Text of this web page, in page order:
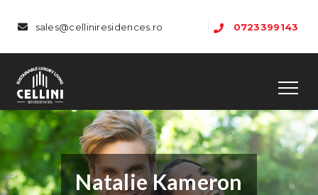
sales@celliniresidences.ro 0723399143
Natalie Kameron